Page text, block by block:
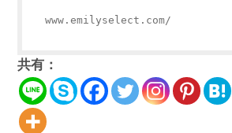
www.emilyselect.com/
共有：